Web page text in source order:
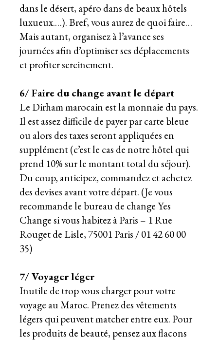
dans le désert, apéro dans de beaux hôtels
luxueux.…). Bref, vous aurez de quoi faire…
Mais autant, organisez à l’avance ses
journées afin d’optimiser ses déplacements
et profiter sereinement.
6/ Faire du change avant le départ
Le Dirham marocain est la monnaie du pays.
Il est assez difficile de payer par carte bleue
ou alors des taxes seront appliquées en
supplément (c’est le cas de notre hôtel qui
prend 10% sur le montant total du séjour).
Du coup, anticipez, commandez et achetez
des devises avant votre départ. (Je vous
recommande le bureau de change Yes
Change si vous habitez à Paris – 1 Rue
Rouget de Lisle, 75001 Paris / 01 42 60 00
35)
7/ Voyager léger
Inutile de trop vous charger pour votre
voyage au Maroc. Prenez des vêtements
légers qui peuvent matcher entre eux. Pour
les produits de beauté, pensez aux flacons